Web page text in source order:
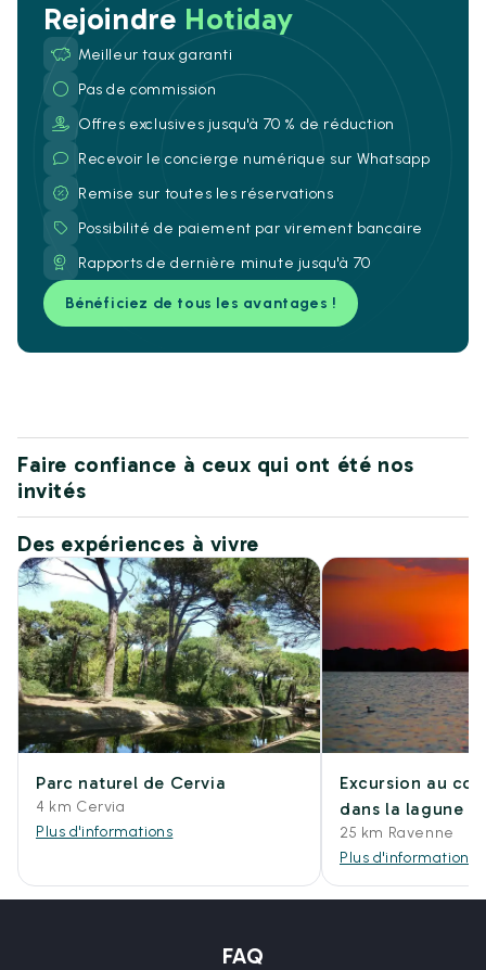
Rejoindre Hotiday
Meilleur taux garanti
Pas de commission
Offres exclusives jusqu'à 70 % de réduction
Recevoir le concierge numérique sur Whatsapp
Remise sur toutes les réservations
Possibilité de paiement par virement bancaire
Rapports de dernière minute jusqu'à 70
Bénéficiez de tous les avantages !
Faire confiance à ceux qui ont été nos
invités
Des expériences à vivre
Parc naturel de Cervia
4 km Cervia
Plus d'informations
Excursion au
dans la lagune
25 km Ravenne
Plus d'informations
FAQ